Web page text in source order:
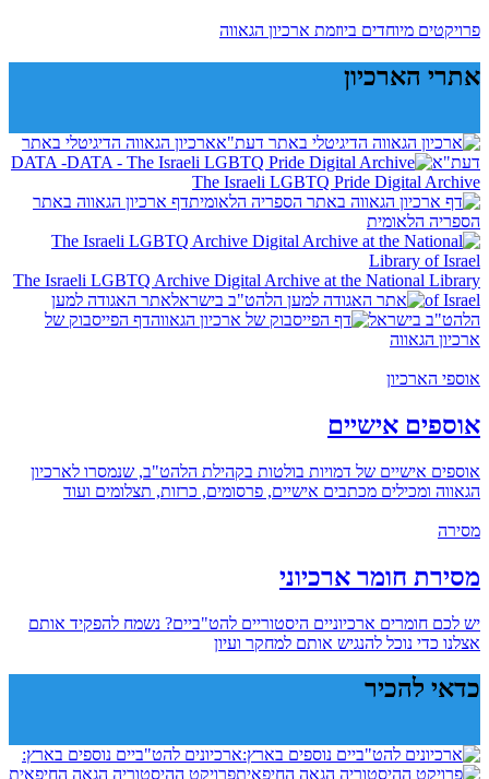
פרויקטים מיוחדים ביוזמת ארכיון הגאווה
אתרי הארכיון
ארכיון הגאווה הדיגיטלי באתר
דעת"א
DATA -
The Israeli LGBTQ Pride Digital Archive
דף ארכיון הגאווה באתר
הספריה הלאומית
The Israeli LGBTQ Archive Digital Archive at the National Library
of Israel
אתר האגודה למען
הלהט"ב בישראל
דף הפייסבוק של
ארכיון הגאווה
אוספי הארכיון
אוספים אישיים
אוספים אישיים של דמויות בולטות בקהילת הלהט"ב, שנמסרו לארכיון
הגאווה ומכילים מכתבים אישיים, פרסומים, כרזות, תצלומים ועוד
מסירה
מסירת חומר ארכיוני
יש לכם חומרים ארכיוניים היסטוריים להט"ביים? נשמח להפקיד אותם
אצלנו כדי נוכל להנגיש אותם למחקר ועיון
כדאי להכיר
ארכיונים להט"ביים נוספים בארץ:
פרויקט ההיסטוריה הגאה החיפאית